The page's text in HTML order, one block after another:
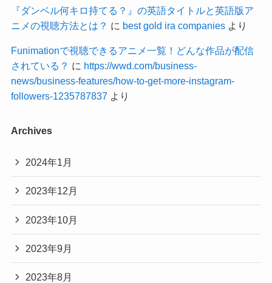
『ダンベル何キロ持てる？』の英語タイトルと英語版ア
ニメの視聴方法とは？ に best gold ira companiesより
Funimationで視聴できるアニメ一覧！どんな作品が配信
されている？ に https://wwd.com/business-
news/business-features/how-to-get-more-instagram-
followers-1235787837 より
Archives
2024年1月
2023年12月
2023年10月
2023年9月
2023年8月